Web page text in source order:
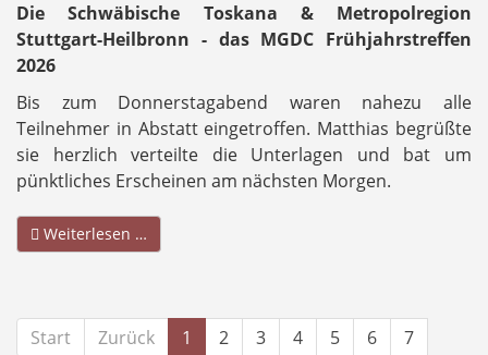
Die Schwäbische Toskana & Metropolregion
Stuttgart-Heilbronn - das MGDC Frühjahrstreffen
2026
Bis zum Donnerstagabend waren nahezu alle
Teilnehmer in Abstatt eingetroffen. Matthias begrüßte
sie herzlich verteilte die Unterlagen und bat um
pünktliches Erscheinen am nächsten Morgen.
Weiterlesen …
Start Zurück 1 2 3 4 5 6 7